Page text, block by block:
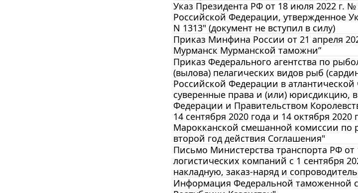
Указ Президента РФ от 18 июля 2022 г.
Российской Федерации, утвержденное
N 1313" (документ не вступил в силу)
Приказ Минфина России от 21 апреля
Мурманск Мурманской таможни”
Приказ Федерального агентства по
(вылова) пелагических видов рыб
Российской Федерации в
суверенные права и (или) юрисдикцию,
Федерации и Правительством
14 сентября 2020 года и 14 октября
Марокканской смешанной комиссии по
второй год действия Соглашения"
Письмо Министерства транспорта РФ
логистических компаний с 1 сентября
накладную, заказ-наряд и
Информация Федеральной таможенной